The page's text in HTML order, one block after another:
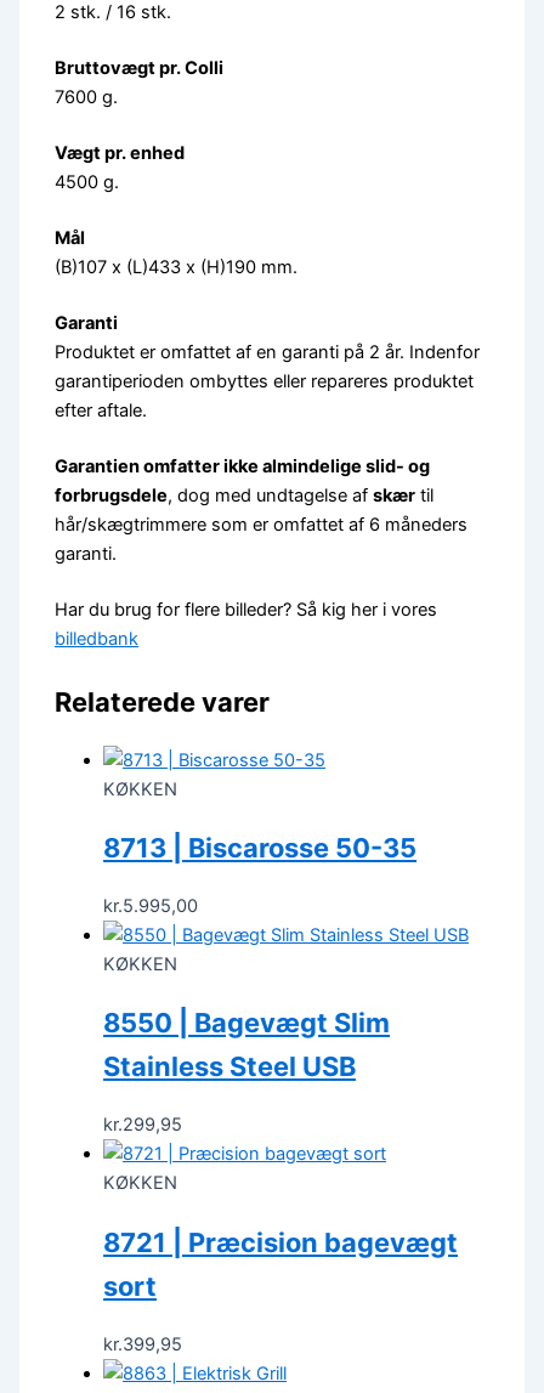
2 stk. / 16 stk.
Bruttovægt pr. Colli
7600 g.
Vægt pr. enhed
4500 g.
Mål
(B)107 x (L)433 x (H)190 mm.
Garanti
Produktet er omfattet af en garanti på 2 år. Indenfor
garantiperioden ombyttes eller repareres produktet
efter aftale.
Garantien omfatter ikke almindelige slid- og
forbrugsdele, dog med undtagelse afskær til
hår/skægtrimmere som er omfattet af 6 måneders
garanti.
Har du brug for flere billeder? Så kig her i vores
billedbank
Relaterede varer
KØKKEN
8713 | Biscarosse 50-35
kr.5.995,00
KØKKEN
8550 | Bagevægt Slim
Stainless Steel USB
kr.299,95
KØKKEN
8721 | Præcision bagevægt
sort
kr.399,95